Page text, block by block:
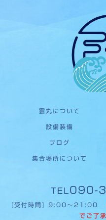
雲丸について
設備装備
ブログ
集合場所について
TEL 090-
[受付時間] 9:00〜21:00
でご了